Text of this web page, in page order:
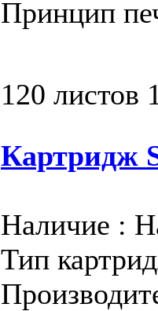
Принцип
120 листов
Картридж
Наличие :
Тип